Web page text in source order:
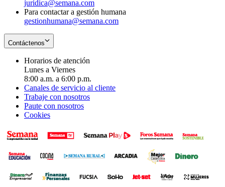
juridica@semana.com
Para contactar a gestión humana
gestionhumana@semana.com
Contáctenos
Horarios de atención
Lunes a Viernes
8:00 a.m. a 6:00 p.m.
Canales de servicio al cliente
Trabaje con nosotros
Paute con nosotros
Cookies